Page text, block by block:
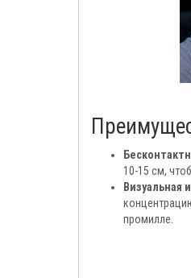
10-15 см,
Визуальная
промилле.